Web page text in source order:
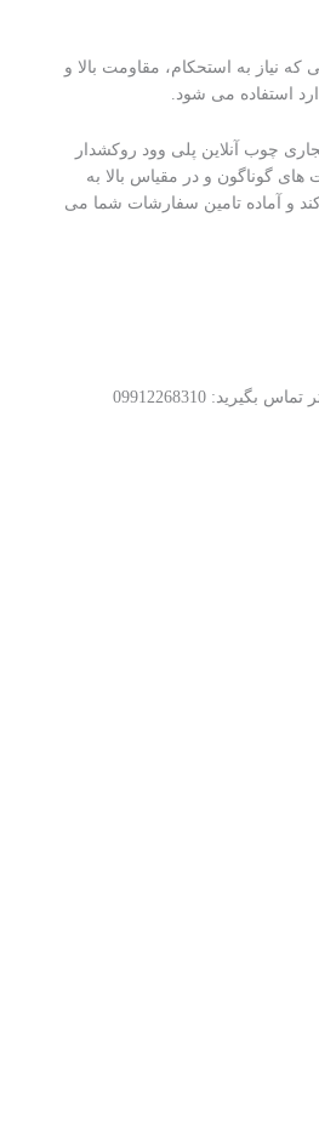
نیاز به استحکام، مقاومت بالا و
استفاده می شود.
چوب آنلاین پلی وود روکشدار
های گوناگون و در مقیاس بالا به
و آماده تامین سفارشات شما می
09912268310